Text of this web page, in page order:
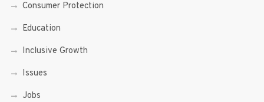
Consumer Protection
Education
Inclusive Growth
Issues
Jobs